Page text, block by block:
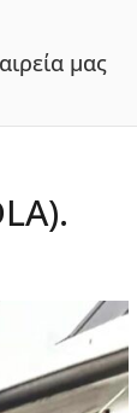
μας